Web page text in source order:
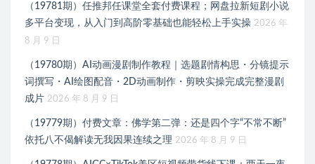
（19781期）任推邦任课堂全套付费课程；网盘拉新短剧小说
多平台变现，从入门到高阶零基础也能轻松上手实操 2026 年
8 月 9 日
（19780期）AI动画漫剧制作教程｜选题剧情构思・分镜提示
词撰写・AI绘图配音・2D动画制作・剪映实操完成完整漫剧
成片 2026 年 8 月 9 日
（19779期）付费文章：佛学第二弹：还是四个字“不常不断”
依托八不偈解读无我因果连续之理 2026 年 8 月 9 日